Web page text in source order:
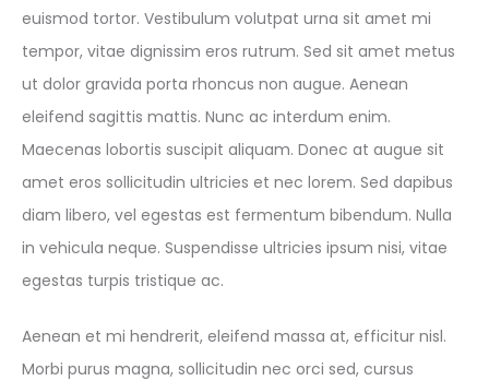
euismod tortor. Vestibulum volutpat urna sit amet mi
tempor, vitae dignissim eros rutrum. Sed sit amet metus
ut dolor gravida porta rhoncus non augue. Aenean
eleifend sagittis mattis. Nunc ac interdum enim.
Maecenas lobortis suscipit aliquam. Donec at augue sit
amet eros sollicitudin ultricies et nec lorem. Sed dapibus
diam libero, vel egestas est fermentum bibendum. Nulla
in vehicula neque. Suspendisse ultricies ipsum nisi, vitae
egestas turpis tristique ac.
Aenean et mi hendrerit, eleifend massa at, efficitur nisl.
Morbi purus magna, sollicitudin nec orci sed, cursus